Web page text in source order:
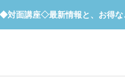
面講座◇最新情報と、お得